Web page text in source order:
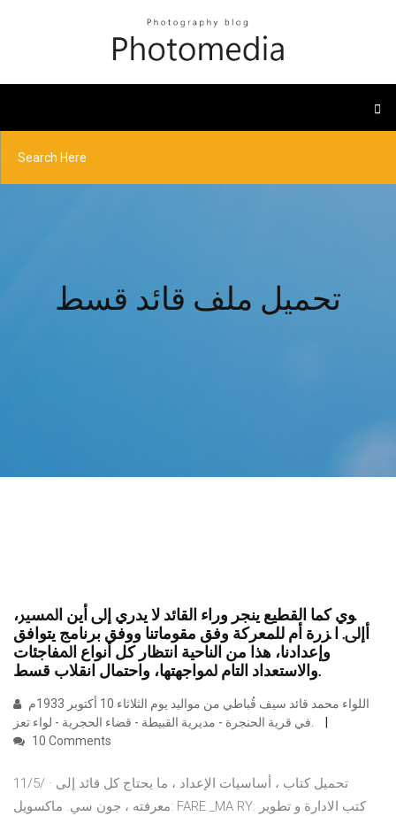
تحميل ملف قائد قسط
ﻮﻱ ﻛﻤﺎ ﺍﻟﻘﻄﻴﻊ ﻳﻨﺠﺮ ﻭﺭﺍﺀ ﺍﻟﻘﺎﺋﺪ ﻻ ﻳﺪﺭﻱ ﺇﱃ ﺃﻳﻦ ﺍﳌﺴﲑ،
ﺃﺇﱃ. ﺍ ﺰﺭﺓ ﺃﻡ ﻟﻠﻤﻌﺮﻛﺔ ﻭﻓﻖ ﻣﻘﻮﻣﺎﺗﻨﺎ ﻭﻭﻓﻖ ﺑﺮﻧﺎﻣﺞ ﻳﺘﻮﺍﻓﻖ
ﻭﺇﻋﺪﺍﺩﻧﺎ، ﻫﺬﺍ ﻣﻦ ﺍﻟﻨﺎﺣﻴﺔ ﺍﻧﺘﻈﺎﺭ ﻛﻞ ﺃﻧﻮﺍﻉ ﺍﳌﻔﺎﺟﺌﺎﺕ
ﻭﺍﻻﺳﺘﻌﺪﺍﺩ ﺍﻟﺘﺎﻡ ﳌﻮﺍﺟﻬﺘﻬﺎ، ﻭﺍﺣﺘﻤﺎﻝ ﺍﻧﻘﻼﺏ ﻗﺴﻂ.
في قرية الحنجرة - مديرية القبيطة - قضاء الحجرية - لواء تعز.
10 Comments
11/5/ · تحميل كتاب ، أساسيات الإعداد ، ما يحتاج كل قائد إلى
معرفته ، جون سي. ماكسويل: FARE _MA RY: كتب الادارة و تطوير